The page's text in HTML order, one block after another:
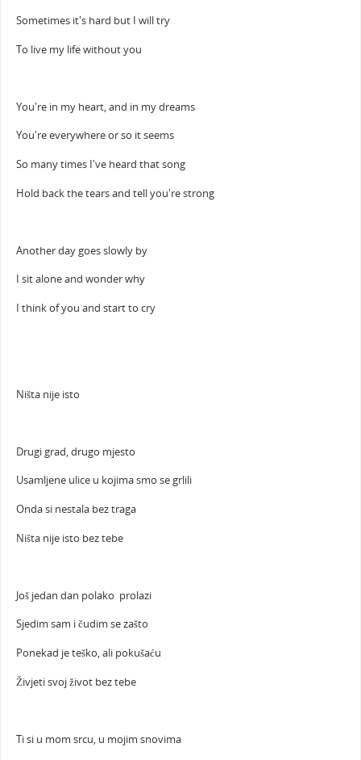
Sometimes it's hard but I will try
To live my life without you
You're in my heart, and in my dreams
You're everywhere or so it seems
So many times I've heard that song
Hold back the tears and tell you're strong
Another day goes slowly by
I sit alone and wonder why
I think of you and start to cry
Ništa nije isto
Drugi grad, drugo mjesto
Usamljene ulice u kojima smo se grlili
Onda si nestala bez traga
Ništa nije isto bez tebe
Još jedan dan polako prolazi
Sjedim sam i čudim se zašto
Ponekad je teško, ali pokušaću
Živjeti svoj život bez tebe
Ti si u mom srcu, u mojim snovima